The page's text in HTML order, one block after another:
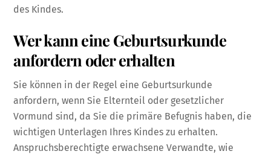
des Kindes.
Wer kann eine Geburtsurkunde
anfordern oder erhalten
Sie können in der Regel eine Geburtsurkunde
anfordern, wenn Sie Elternteil oder gesetzlicher
Vormund sind, da Sie die primäre Befugnis haben, die
wichtigen Unterlagen Ihres Kindes zu erhalten.
Anspruchsberechtigte erwachsene Verwandte, wie